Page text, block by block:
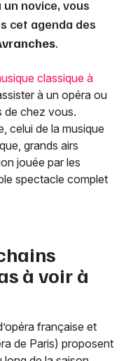
novice, vous
cet agenda des
.
classique à
à un opéra ou
de chez vous.
celui de la musique
grands airs
jouée par les
spectacle complet
à voir à
française et
de Paris) proposent